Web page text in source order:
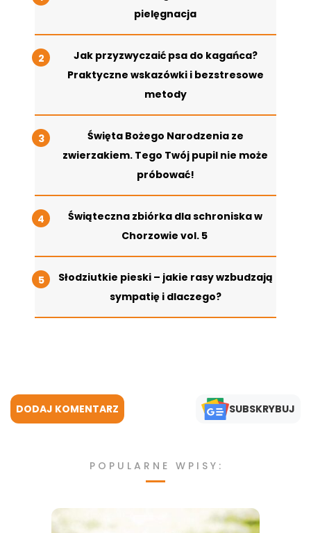
pielęgnacja
Jak przyzwyczaić psa do kagańca?
Praktyczne wskazówki i bezstresowe
metody
Święta Bożego Narodzenia ze
zwierzakiem. Tego Twój pupil nie może
próbować!
Świąteczna zbiórka dla schroniska w
Chorzowie vol. 5
Słodziutkie pieski – jakie rasy wzbudzają
sympatię i dlaczego?
DODAJ KOMENTARZ SUBSKRYBUJ
POPULARNE WPISY: